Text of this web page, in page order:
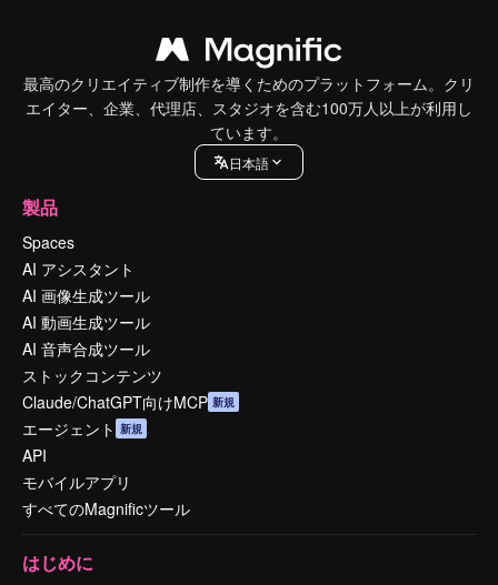
最高のクリエイティブ制作を導くためのプラットフォーム。クリ
エイター、企業、代理店、スタジオを含む100万人以上が利用し
ています。
日本語
製品
Spaces
AI アシスタント
AI 画像生成ツール
AI 動画生成ツール
AI 音声合成ツール
ストックコンテンツ
Claude/ChatGPT向けMCP 新規
エージェント 新規
API
モバイルアプリ
すべてのMagnificツール
はじめに